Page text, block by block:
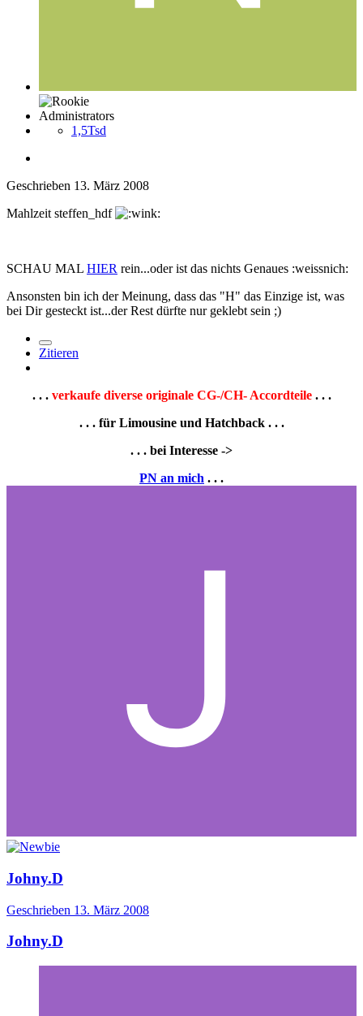
Administrators
1,5Tsd
Geschrieben 13. März 2008
Mahlzeit steffen_hdf
SCHAU MAL HIER rein...oder ist das nichts Genaues :weissnich:
Ansonsten bin ich der Meinung, dass das "H" das Einzige ist, was
bei Dir gesteckt ist...der Rest dürfte nur geklebt sein ;)
Zitieren
. . .verkaufe diverse originale CG-/CH- Accordteile. . .
. . . für Limousine und Hatchback . . .
. . . bei Interesse ->
PN an mich . . .
Johny.D
Geschrieben 13. März 2008
Johny.D